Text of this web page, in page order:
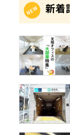
新着